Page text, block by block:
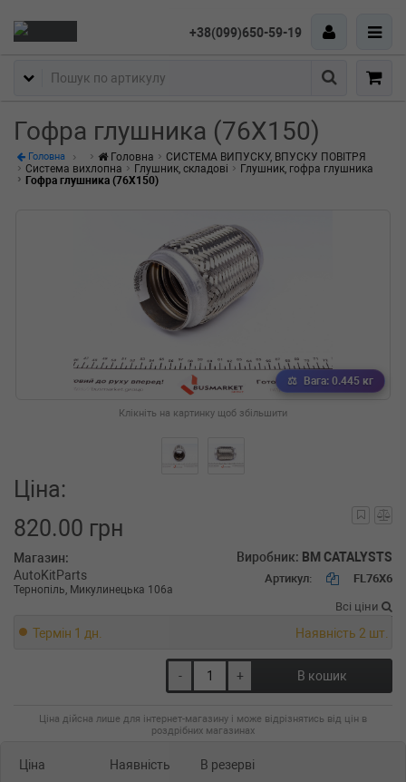
+38(099)650-59-19
Пошук
Гофра глушника (76X150)
Головна Головна
СИСТЕМА ВИПУСКУ, ВПУСКУ ПОВІТРЯ
Система вихлопна
Глушник, складові
Глушник, гофра глушника
Гофра глушника (76X150)
Вага: 0.445 кг
Клікніть на картинку щоб збільшити
Ціна:
820.00 грн
Магазин:
AutoKitParts
Тернопіль, Микулинецька 106а
Виробник: BM CATALYSTS
Артикул: FL76X6
Всі ціни
Термін 1 дн. Наявність 2 шт.
- + В кошик
Ціна дійсна лише для інтернет-магазину і може відрізнятись від цін в
роздрібних магазинах
Ціна Наявність В резерві